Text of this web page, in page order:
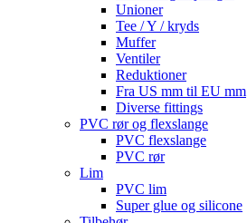
Unioner
Tee / Y / kryds
Muffer
Ventiler
Reduktioner
Fra US mm til EU mm
Diverse fittings
PVC rør og flexslange
PVC flexslange
PVC rør
Lim
PVC lim
Super glue og silicone